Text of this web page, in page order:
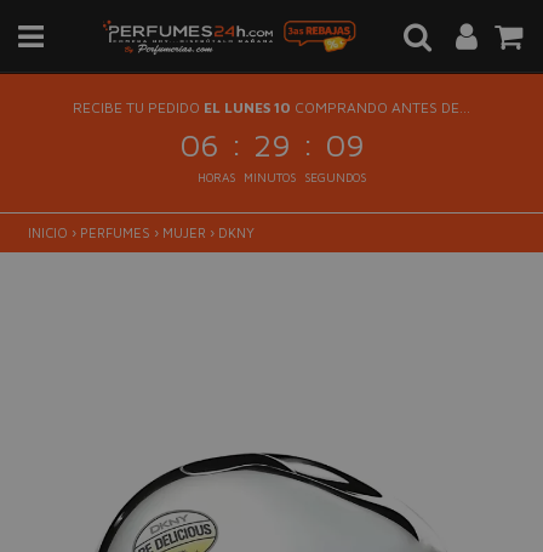
RECIBE TU PEDIDO EL LUNES 10 COMPRANDO ANTES DE...
06 : 29 : 08
HORAS MINUTOS SEGUNDOS
INICIO › PERFUMES › MUJER › DKNY